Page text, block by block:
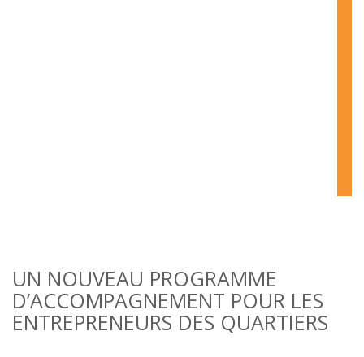
UN NOUVEAU PROGRAMME
D’ACCOMPAGNEMENT POUR LES
ENTREPRENEURS DES QUARTIERS